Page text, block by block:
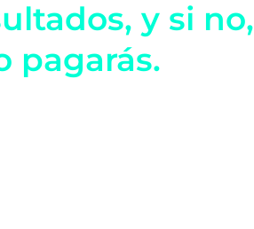
y si no,
pagarás.